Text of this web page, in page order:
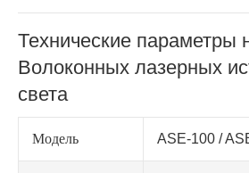
Технические параметры
Волоконных лазерных
света
Модель ASE-100 /